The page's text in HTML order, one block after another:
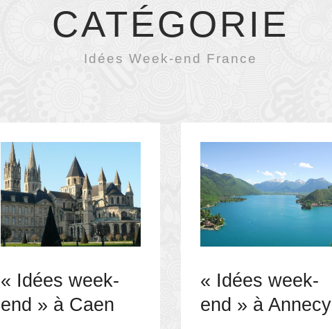
CATÉGORIE
Idées Week-end France
« Idées week-
end » à Caen
« Idées week-
end » à Annecy